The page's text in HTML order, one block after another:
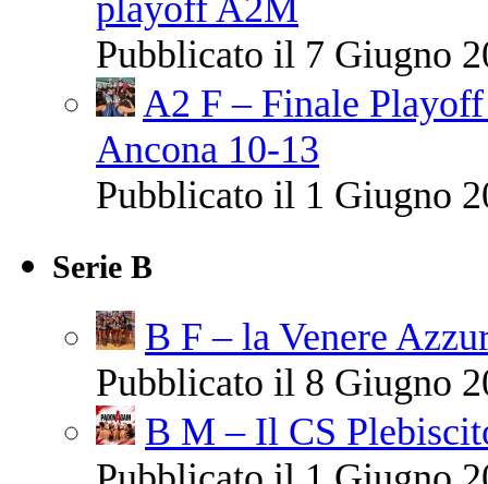
playoff A2M
Pubblicato il 7 Giugno
A2 F – Finale
Ancona 10-13
Pubblicato il 1 Giugno
Serie B
B F – la Venere
Pubblicato il 8 Giugno
B M – Il CS